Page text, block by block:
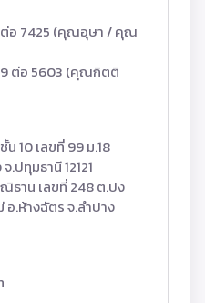
อ 7425 (คุณอุษา / คุณ
ต่อ 5603 (คุณกิตติ
10 เลขที่ 99 ม.18
ปทุมธานี 12121
าน เลขที่ 248 ต.ปง
อ.ห้างฉัตร จ.ลำปาง